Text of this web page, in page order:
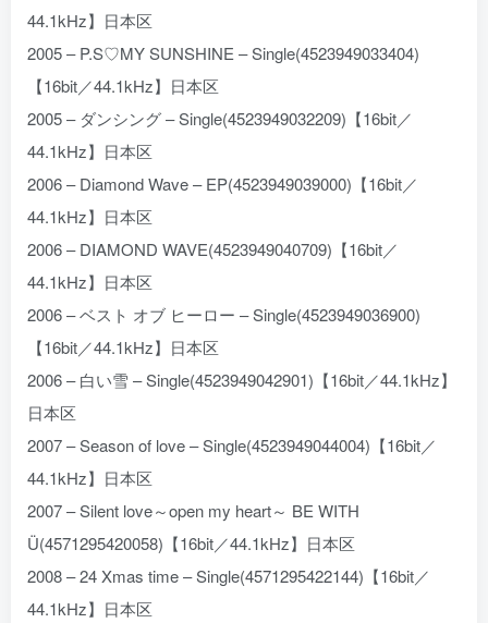
44.1kHz】日本区
2005 – P.S♡MY SUNSHINE – Single(4523949033404)
【16bit／44.1kHz】日本区
2005 – ダンシング – Single(4523949032209)【16bit／
44.1kHz】日本区
2006 – Diamond Wave – EP(4523949039000)【16bit／
44.1kHz】日本区
2006 – DIAMOND WAVE(4523949040709)【16bit／
44.1kHz】日本区
2006 – ベスト オブ ヒーロー – Single(4523949036900)
【16bit／44.1kHz】日本区
2006 – 白い雪 – Single(4523949042901)【16bit／44.1kHz】
日本区
2007 – Season of love – Single(4523949044004)【16bit／
44.1kHz】日本区
2007 – Silent love～open my heart～ BE WITH
Ü(4571295420058)【16bit／44.1kHz】日本区
2008 – 24 Xmas time – Single(4571295422144)【16bit／
44.1kHz】日本区